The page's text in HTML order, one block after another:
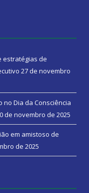
estratégias de
27 de novembro
Dia da Consciência
de novembro de 2025
em amistoso de
de 2025